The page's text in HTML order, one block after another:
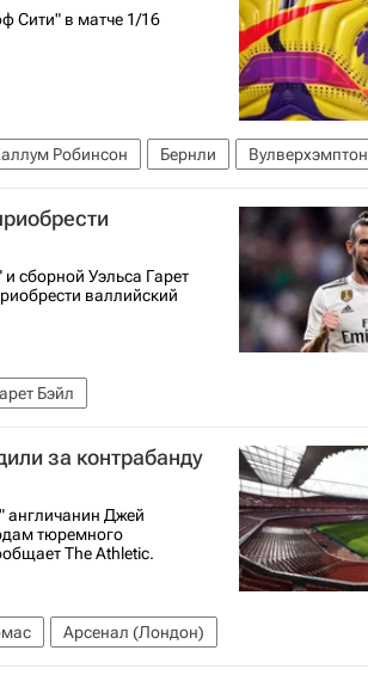
Сити" в матче 1/16
Робинсон Бернли
Вулверхэмптон
сборной Уэльса Гарет
валлийский
Бэйл
за контрабанду
англичанин Джей
тюремного
The Athletic.
Арсенал (Лондон)
Вокруг спорта